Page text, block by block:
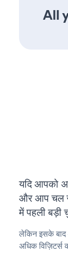
All
यदि आपको
और आप चल
में पहली बड़ी
लेकिन इसके
अधिक